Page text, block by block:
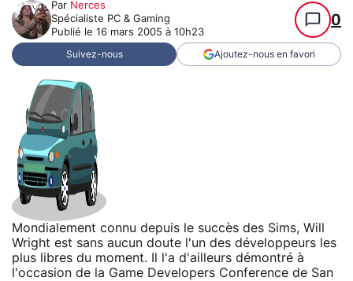
Par Nerces
Spécialiste PC & Gaming
Publié le 16 mars 2005 à 10h23
0
Suivez-nous Ajoutez-nous en favori
Mondialement connu depuis le succès des Sims, Will
Wright est sans aucun doute l'un des développeurs les
plus libres du moment. Il l'a d'ailleurs démontré à
l'occasion de la Game Developers Conference de San